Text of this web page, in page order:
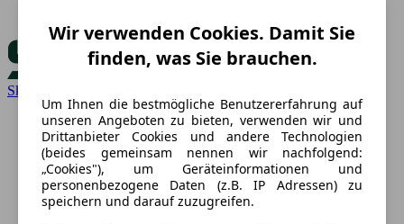
Skoda
Wir verwenden Cookies. Damit Sie
finden, was Sie brauchen.
Um Ihnen die bestmögliche Benutzererfahrung auf
unseren Angeboten zu bieten, verwenden wir und
Drittanbieter Cookies und andere Technologien
(beides gemeinsam nennen wir nachfolgend:
„Cookies"), um Geräteinformationen und
personenbezogene Daten (z.B. IP Adressen) zu
speichern und darauf zuzugreifen.